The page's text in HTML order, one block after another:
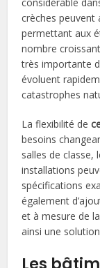
crèches peuvent
permettant aux
nombre
très importante
évoluent
catastrophes
La flexibilité de
besoins
salles de classe,
installations
spécifications
également
et à mesure de
ainsi une